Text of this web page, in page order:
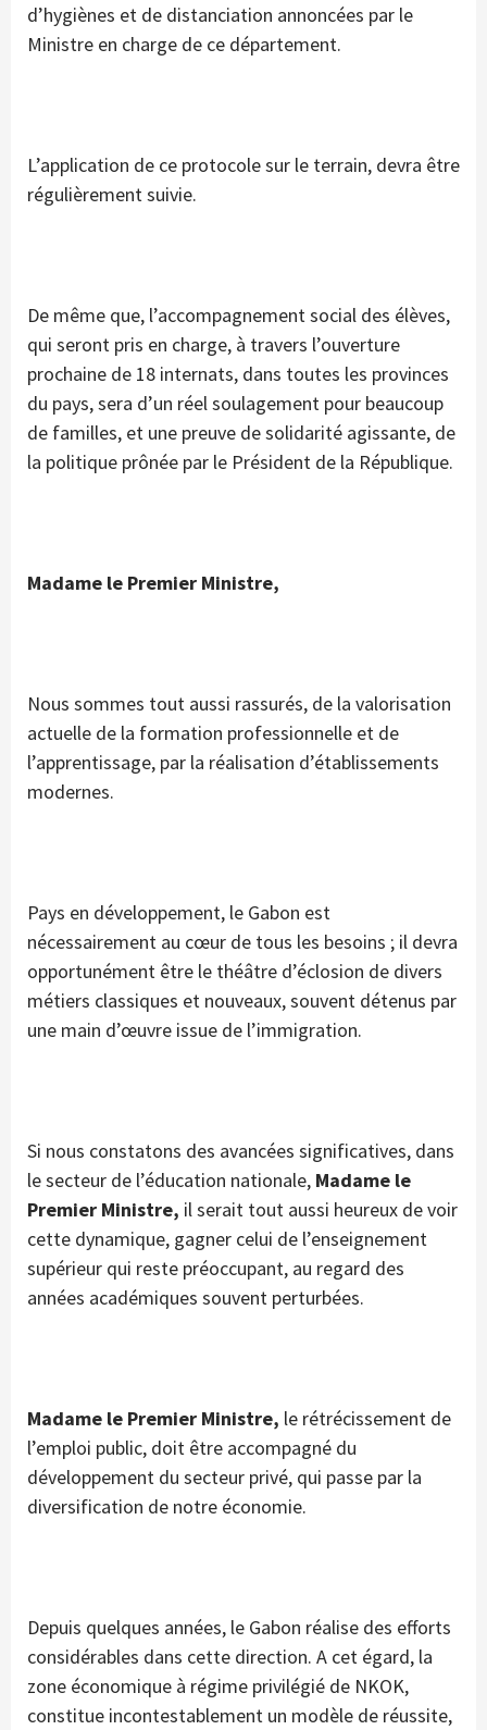
d’hygiènes et de distanciation annoncées par le
Ministre en charge de ce département.
L’application de ce protocole sur le terrain, devra être
régulièrement suivie.
De même que, l’accompagnement social des élèves,
qui seront pris en charge, à travers l’ouverture
prochaine de 18 internats, dans toutes les provinces
du pays, sera d’un réel soulagement pour beaucoup
de familles, et une preuve de solidarité agissante, de
la politique prônée par le Président de la République.
Madame le Premier Ministre,
Nous sommes tout aussi rassurés, de la valorisation
actuelle de la formation professionnelle et de
l’apprentissage, par la réalisation d’établissements
modernes.
Pays en développement, le Gabon est
nécessairement au cœur de tous les besoins ; il devra
opportunément être le théâtre d’éclosion de divers
métiers classiques et nouveaux, souvent détenus par
une main d’œuvre issue de l’immigration.
Si nous constatons des avancées significatives, dans
le secteur de l’éducation nationale, Madame le
Premier Ministre, il serait tout aussi heureux de voir
cette dynamique, gagner celui de l’enseignement
supérieur qui reste préoccupant, au regard des
années académiques souvent perturbées.
Madame le Premier Ministre, le rétrécissement de
l’emploi public, doit être accompagné du
développement du secteur privé, qui passe par la
diversification de notre économie.
Depuis quelques années, le Gabon réalise des efforts
considérables dans cette direction. A cet égard, la
zone économique à régime privilégié de NKOK,
constitue incontestablement un modèle de réussite,